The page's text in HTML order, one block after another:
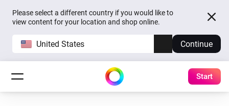
Please select a different country if you would like to
view content for your location and shop online.
United States Continue
Start